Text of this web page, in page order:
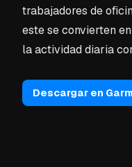
trabajadores de
este se convierten
la actividad diaria
Descargar en